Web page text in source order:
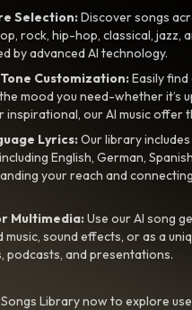
Selection:Discover songs
rock, hip-hop, classical, jazz,
by advanced AI technology.
Customization:Easily
mood you need-whether it’s
inspirational, our AI music offer
Lyrics:Our library
English, German,
your reach and
Multimedia:Use our AI song
music, sound effects, or as a
podcasts, and presentations.
Library now to explore